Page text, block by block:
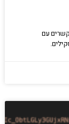
עם